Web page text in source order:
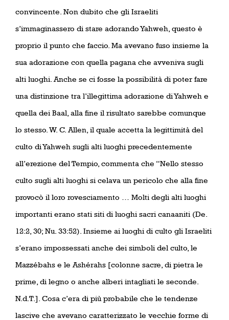
convincente. Non dubito che gli Israeliti
s’immaginassero di stare adorando Yahweh, questo è
proprio il punto che faccio. Ma avevano fuso insieme la
sua adorazione con quella pagana che avveniva sugli
alti luoghi. Anche se ci fosse la possibilità di poter fare
una distinzione tra l’illegittima adorazione di Yahweh e
quella dei Baal, alla fine il risultato sarebbe comunque
lo stesso. W. C. Allen, il quale accetta la legittimità del
culto di Yahweh sugli alti luoghi precedentemente
all’erezione del Tempio, commenta che “Nello stesso
culto sugli alti luoghi si celava un pericolo che alla fine
provocò il loro rovesciamento … Molti degli alti luoghi
importanti erano stati siti di luoghi sacri canaaniti (De.
12:2, 30; Nu. 33:52). Insieme ai luoghi di culto gli Israeliti
s’erano impossessati anche dei simboli del culto, le
Mazzébahs e le Ashérahs [colonne sacre, di pietra le
prime, di legno o anche alberi intagliati le seconde.
N.d.T.]. Cosa c’era di più probabile che le tendenze
lascive che avevano caratterizzato le vecchie forme di